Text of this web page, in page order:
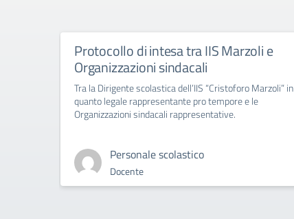
Protocollo di intesa tra IIS Marzoli e
Organizzazioni sindacali
Tra la Dirigente scolastica dell’IIS “Cristoforo Marzoli” in
quanto legale rappresentante pro tempore e le
Organizzazioni sindacali rappresentative.
Personale scolastico
Docente